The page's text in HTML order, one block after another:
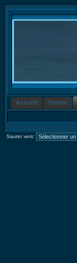
Accueil Forum
Sauter vers: